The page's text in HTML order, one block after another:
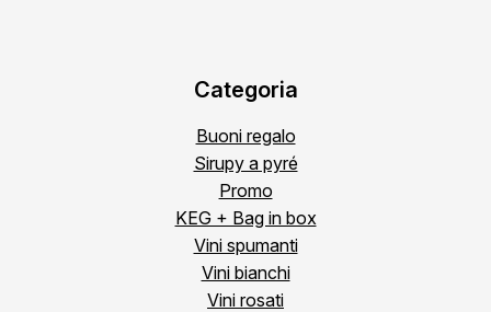
Categoria
Buoni regalo
Sirupy a pyré
Promo
KEG + Bag in box
Vini spumanti
Vini bianchi
Vini rosati